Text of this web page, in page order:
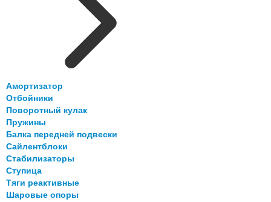
Амортизатор
Отбойники
Поворотный кулак
Пружины
Балка передней подвески
Сайлентблоки
Стабилизаторы
Ступица
Тяги реактивные
Шаровые опоры